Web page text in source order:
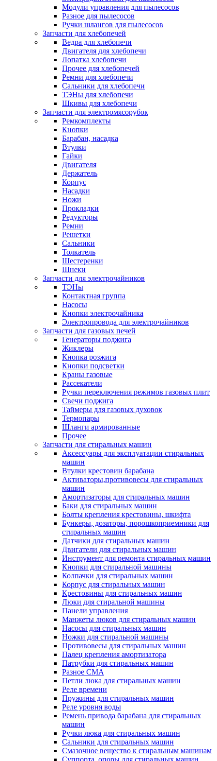
Модули управления для пылесосов
Разное для пылесосов
Ручки шлангов для пылесосов
Запчасти для хлебопечей
Ведра для хлебопечи
Двигателя для хлебопечи
Лопатка хлебопечи
Прочее для хлебопечей
Ремни для хлебопечи
Сальники для хлебопечи
ТЭНы для хлебопечи
Шкивы для хлебопечи
Запчасти для электромясорубок
Ремкомплекты
Кнопки
Барабан, насадка
Втулки
Гайки
Двигателя
Держатель
Корпус
Насадки
Ножи
Прокладки
Редукторы
Ремни
Решетки
Сальники
Толкатель
Шестеренки
Шнеки
Запчасти для электрочайников
ТЭНы
Контактная группа
Насосы
Кнопки электрочайника
Электропровода для электрочайников
Запчасти для газовых печей
Генераторы поджига
Жиклеры
Кнопка розжига
Кнопки подсветки
Краны газовые
Рассекатели
Ручки переключения режимов газовых плит
Свечи поджига
Таймеры для газовых духовок
Термопары
Шланги армированные
Прочее
Запчасти для стиральных машин
Аксессуары для эксплуатации стиральных
машин
Втулки крестовин барабана
Активаторы,противовесы для стиральных
машин
Амортизаторы для стиральных машин
Баки для стиральных машин
Болты крепления крестовины, шкифта
Бункеры, дозаторы, порошкоприемники для
стиральных машин
Датчики для стиральных машин
Двигатели для стиральных машин
Инструмент для ремонта стиральных машин
Кнопки для стиральной машины
Колпачки для стиральных машин
Корпус для стиральных машин
Крестовины для стиральных машин
Люки для стиральной машины
Панели управления
Манжеты люков для стиральных машин
Насосы для стиральных машин
Ножки для стиральной машины
Противовесы для стиральных машин
Палец крепления амортизатора
Патрубки для стиральных машин
Разное СМА
Петли люка для стиральных машин
Реле времени
Пружины для стиральных машин
Реле уровня воды
Ремень привода барабана для стиральных
машин
Ручки люка для стиральных машин
Сальники для стиральных машин
Смазочное вещество к стиральным машинам
Суппорта, опоры для стиральных машин